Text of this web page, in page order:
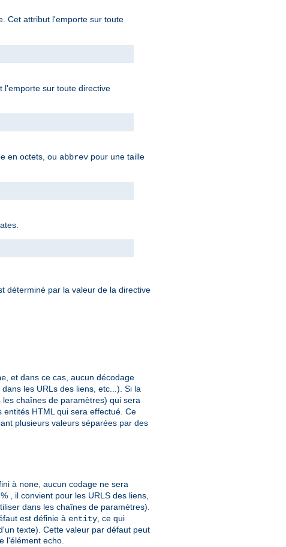
Cet attribut l'emporte sur toute
l'emporte sur toute directive
en octets, ou abbrev pour une taille
déterminé par la valeur de la directive
, et dans ce cas, aucun décodage
les URLs des liens, etc...). Si la
chaînes de paramètres) qui sera
entités HTML qui sera effectué. Ce
plusieurs valeurs séparées par des
à none , aucun codage ne sera
, il convient pour les URLS des liens,
dans les chaînes de paramètres).
est définie à entity , ce qui
texte). Cette valeur par défaut peut
l'élément echo.